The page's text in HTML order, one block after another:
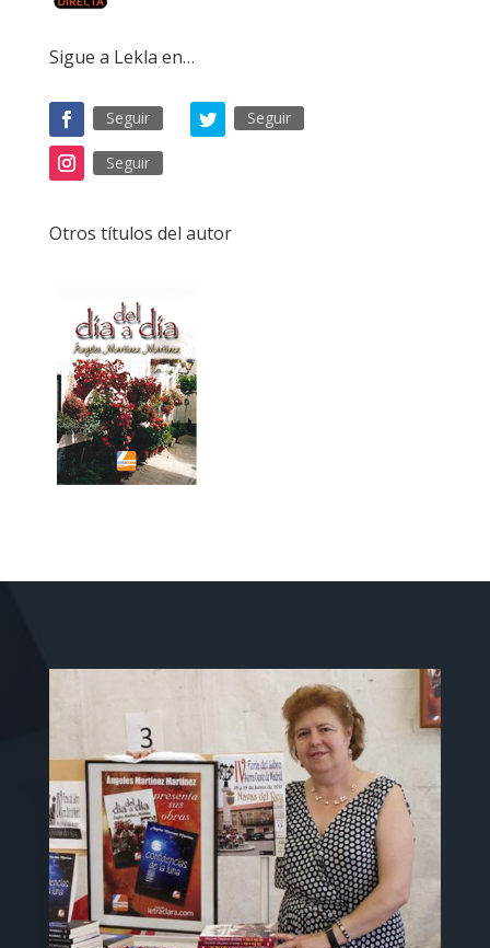
Sigue a Lekla en…
Seguir Seguir
Seguir
Otros títulos del autor